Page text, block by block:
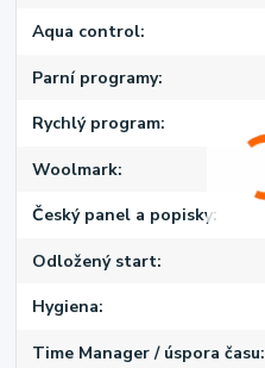
Aqua control
Parní programy
Rychlý program
Woolmark
Český panel a popisky
Odložený start
Hygiena
Time Manager / úspora času